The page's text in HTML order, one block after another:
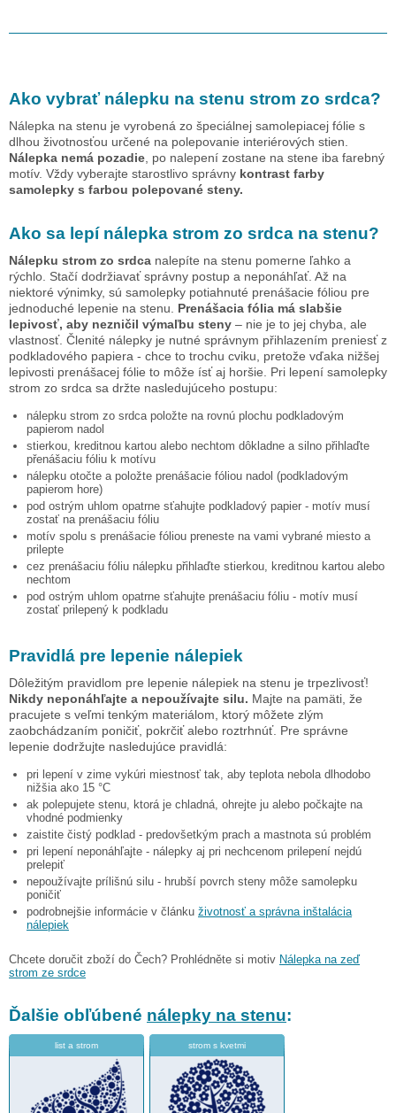
Ako vybrať nálepku na stenu strom zo srdca?
Nálepka na stenu je vyrobená zo špeciálnej samolepiacej fólie s
dlhou životnosťou určené na polepovanie interiérových stien.
Nálepka nemá pozadie , po nalepení zostane na stene iba farebný
motív. Vždy vyberajte starostlivo správny kontrast farby
samolepky s farbou polepované steny.
Ako sa lepí nálepka strom zo srdca na stenu?
Nálepku strom zo srdca nalepíte na stenu pomerne ľahko a
rýchlo. Stačí dodržiavať správny postup a neponáhľať. Až na
niektoré výnimky, sú samolepky potiahnuté prenášacie fóliou pre
jednoduché lepenie na stenu. Prenášacia fólia má slabšie
lepivosť, aby nezničil výmaľbu steny – nie je to jej chyba, ale
vlastnosť. Členité nálepky je nutné správnym přihlazením preniesť z
podkladového papiera - chce to trochu cviku, pretože vďaka nižšej
lepivosti prenášacej fólie to môže ísť aj horšie. Pri lepení samolepky
strom zo srdca sa držte nasledujúceho postupu:
nálepku strom zo srdca položte na rovnú plochu podkladovým
papierom nadol
stierkou, kreditnou kartou alebo nechtom dôkladne a silno přihlaďte
přenášaciu fóliu k motívu
nálepku otočte a položte prenášacie fóliou nadol (podkladovým
papierom hore)
pod ostrým uhlom opatrne sťahujte podkladový papier - motív musí
zostať na prenášaciu fóliu
motív spolu s prenášacie fóliou preneste na vami vybrané miesto a
prilepte
cez prenášaciu fóliu nálepku přihlaďte stierkou, kreditnou kartou alebo
nechtom
pod ostrým uhlom opatrne sťahujte prenášaciu fóliu - motív musí
zostať prilepený k podkladu
Pravidlá pre lepenie nálepiek
Dôležitým pravidlom pre lepenie nálepiek na stenu je trpezlivosť!
Nikdy neponáhľajte a nepoužívajte silu. Majte na pamäti, že
pracujete s veľmi tenkým materiálom, ktorý môžete zlým
zaobchádzaním poničiť, pokrčiť alebo roztrhnúť. Pre správne
lepenie dodržujte nasledujúce pravidlá:
pri lepení v zime vykúri miestnosť tak, aby teplota nebola dlhodobo
nižšia ako 15 °C
ak polepujete stenu, ktorá je chladná, ohrejte ju alebo počkajte na
vhodné podmienky
zaistite čistý podklad - predovšetkým prach a mastnota sú problém
pri lepení neponáhľajte - nálepky aj pri nechcenom prilepení nejdú
prelepiť
nepoužívajte prílišnú silu - hrubší povrch steny môže samolepku
poničiť
podrobnejšie informácie v článku životnosť a správna inštalácia
nálepiek
Chcete doručit zboží do Čech? Prohlédněte si motiv Nálepka na zeď
strom ze srdce
Ďalšie obľúbené nálepky na stenu:
list a strom strom s kvetmi